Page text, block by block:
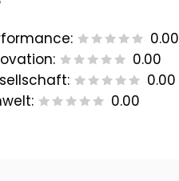
0.00
0.00
0.00
0.00